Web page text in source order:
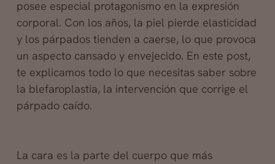
posee especial protagonismo en la expresión
corporal. Con los años, la piel pierde elasticidad
y los párpados tienden a caerse, lo que provoca
un aspecto cansado y envejecido. En este post,
te explicamos todo lo que necesitas saber sobre
la blefaroplastia, la intervención que corrige el
párpado caído.
La cara es la parte del cuerpo que más